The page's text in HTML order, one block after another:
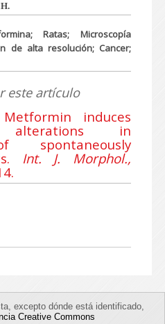
Ratas; Microscopía
de alta resolución; Cancer;
este artículo
Metformin induces
alterations in
spontaneously
Int. J. Morphol.,
excepto dónde está identificado,
Creative Commons